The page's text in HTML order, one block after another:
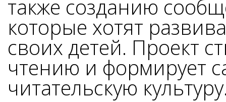
также созданию
которые хотят
своих детей. Проект
чтению и формирует
читательскую